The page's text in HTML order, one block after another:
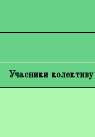
Учасники колективу